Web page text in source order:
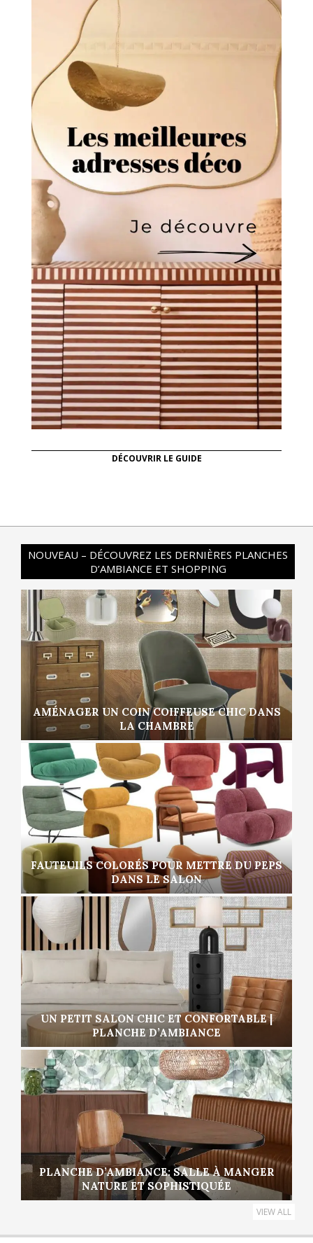
DÉCOUVRIR LE GUIDE
NOUVEAU – DÉCOUVREZ LES DERNIÈRES PLANCHES
D’AMBIANCE ET SHOPPING
AMÉNAGER UN COIN COIFFEUSE CHIC DANS
LA CHAMBRE
FAUTEUILS COLORÉS POUR METTRE DU PEPS
DANS LE SALON
UN PETIT SALON CHIC ET CONFORTABLE |
PLANCHE D’AMBIANCE
PLANCHE D’AMBIANCE: SALLE À MANGER
NATURE ET SOPHISTIQUÉE
VIEW ALL